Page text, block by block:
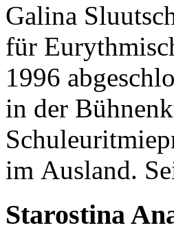
Galina
für
1996
in der
im Ausland.
Starostina